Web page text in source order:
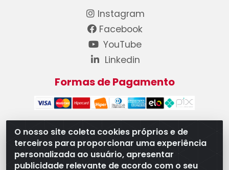
O nosso site coleta cookies próprios e de
terceiros para proporcionar uma experiência
personalizada ao usuário, apresentar
publicidade relevante de acordo com o seu
Instagram
Facebook
YouTube
Linkedin
Formas de Pagamento
WB Componentes Automotivos LTDA - CNPJ
08.528.393/0001-12 - Rua do Níquel, 667 - Parque
Oeste Industrial, Goiânia/GO - CEP 74375-660